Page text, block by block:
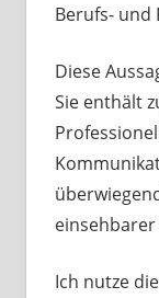
Berufs- und
Diese
Sie enthält
Ich nutze